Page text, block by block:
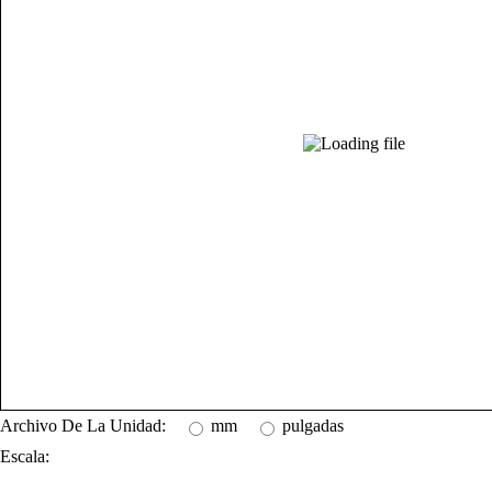
Archivo De La Unidad: mm
pulgadas
Escala: